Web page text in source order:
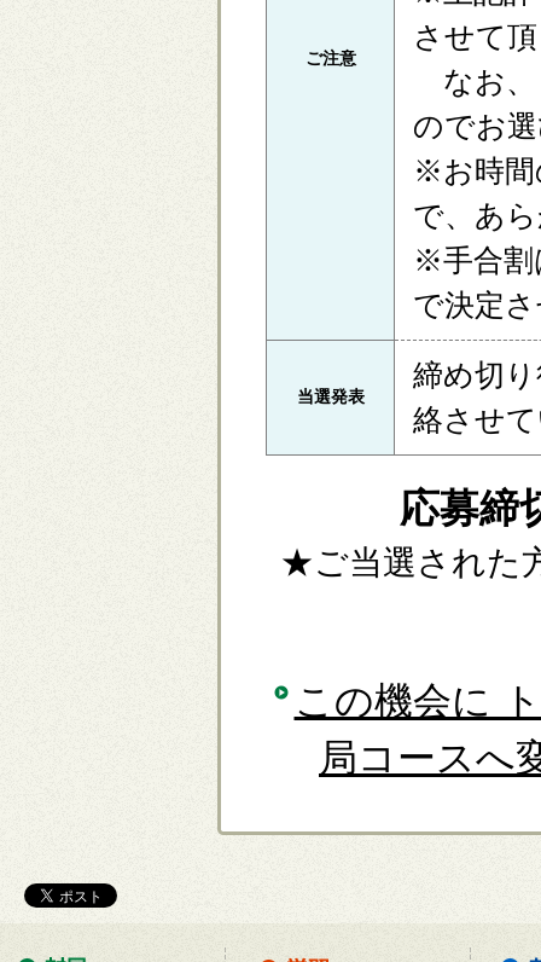
ご注意
させて
なお、
のでお
※お時間
で、あ
※手合割
で決定
当選発表
締め切
絡させ
応募締
★ご当選された
この機会に
局コースへ